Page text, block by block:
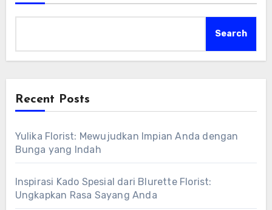
Search
Recent Posts
Yulika Florist: Mewujudkan Impian Anda dengan
Bunga yang Indah
Inspirasi Kado Spesial dari Blurette Florist:
Ungkapkan Rasa Sayang Anda